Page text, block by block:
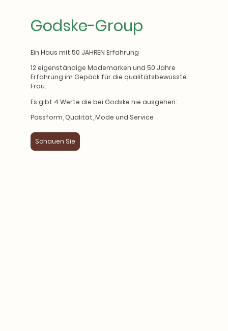
Godske-Group
Ein Haus mit 50 JAHREN Erfahrung
12 eigenständige Modemarken und 50 Jahre
Erfahrung im Gepäck für die qualitätsbewusste
Frau.
Es gibt 4 Werte die bei Godske nie ausgehen:
Passform, Qualität, Mode und Service
Schauen Sie